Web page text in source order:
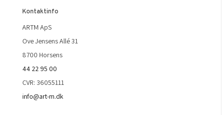
Kontaktinfo
ARTM ApS
Ove Jensens Allé 31
8700 Horsens
44 22 95 00
CVR: 36055111
info@art-m.dk